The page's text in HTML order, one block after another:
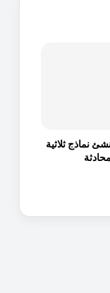
نماذج ثلاثية